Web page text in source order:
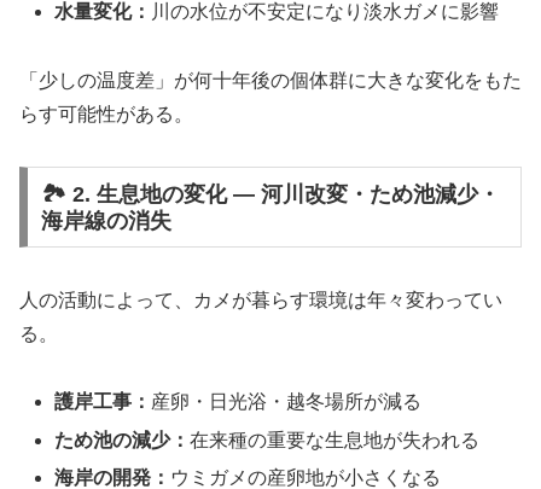
水量変化： 川の水位が不安定になり淡水ガメに影響
「少しの温度差」が何十年後の個体群に大きな変化をもた
らす可能性がある。
🏞 2. 生息地の変化 ― 河川改変・ため池減少・
海岸線の消失
人の活動によって、カメが暮らす環境は年々変わってい
る。
護岸工事： 産卵・日光浴・越冬場所が減る
ため池の減少：在来種の重要な生息地が失われる
海岸の開発： ウミガメの産卵地が小さくなる